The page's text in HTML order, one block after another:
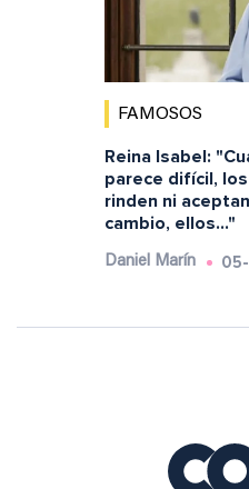
FAMOSOS
Reina Isabel:
parece difícil,
rinden ni
cambio, ellos..."
Daniel Marín